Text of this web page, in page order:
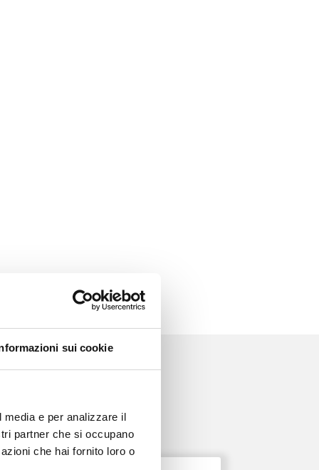
sui cookie
e per analizzare il
partner che si occupano
che hai fornito loro o